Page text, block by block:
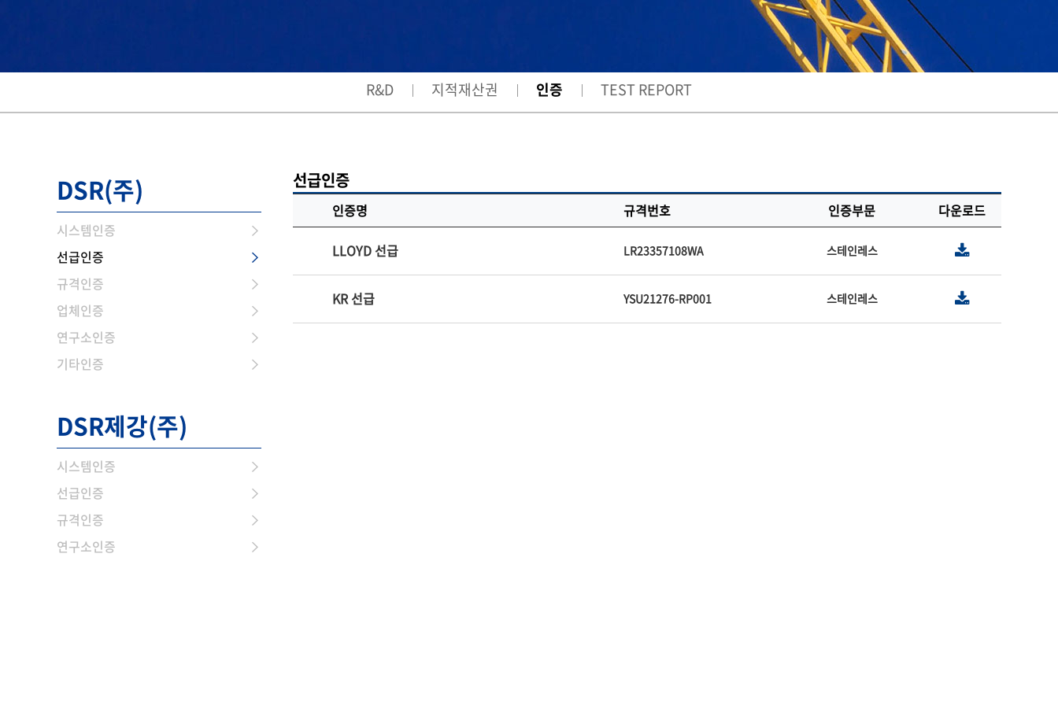
R&D 지적재산권 인증 TEST REPORT
DSR(주)
시스템인증
선급인증
규격인증
업체인증
연구소인증
기타인증
DSR제강(주)
시스템인증
선급인증
규격인증
연구소인증
선급인증
인증명 규격번호 인증부문 다운로드
LLOYD 선급 LR23357108WA 스테인레스
KR 선급 YSU21276-RP001 스테인레스